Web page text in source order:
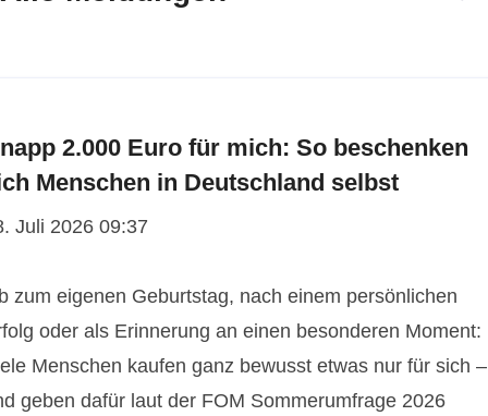
2.000 Euro für mich: So beschenken
Menschen in Deutschland selbst
Juli 2026 09:37
zum eigenen Geburtstag, nach einem persönlichen
oder als Erinnerung an einen besonderen Moment:
Menschen kaufen ganz bewusst etwas nur für sich –
geben dafür laut der FOM Sommerumfrage 2026